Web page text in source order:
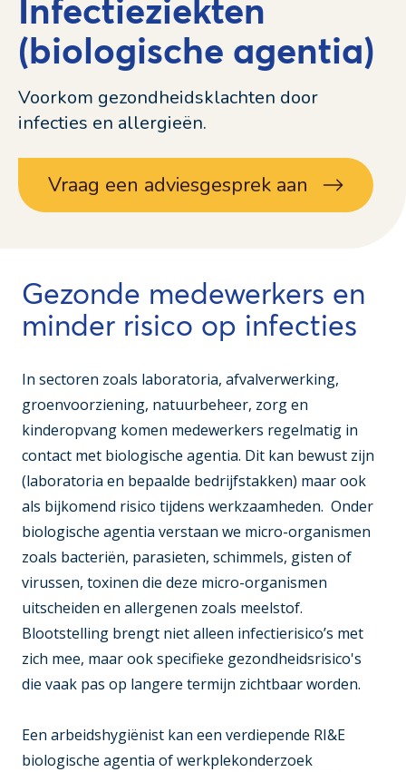
Infectieziekten
(biologische agentia)
Vraag een adviesgesprek aan
Voorkom gezondheidsklachten door
infecties en allergieën.
Gezonde medewerkers en
minder risico op infecties
In sectoren zoals laboratoria, afvalverwerking,
groenvoorziening, natuurbeheer, zorg en
kinderopvang komen medewerkers regelmatig in
contact met biologische agentia. Dit kan bewust zijn
(laboratoria en bepaalde bedrijfstakken) maar ook
als bijkomend risico tijdens werkzaamheden. Onder
biologische agentia verstaan we micro-organismen
zoals bacteriën, parasieten, schimmels, gisten of
virussen, toxinen die deze micro-organismen
uitscheiden en allergenen zoals meelstof.
Blootstelling brengt niet alleen infectierisico’s met
zich mee, maar ook specifieke gezondheidsrisico's
die vaak pas op langere termijn zichtbaar worden.
Een arbeidshygiënist kan een verdiepende RI&E
biologische agentia of werkplekonderzoek